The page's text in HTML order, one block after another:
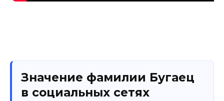
Значение фамилии Бугаец
в социальных сетях